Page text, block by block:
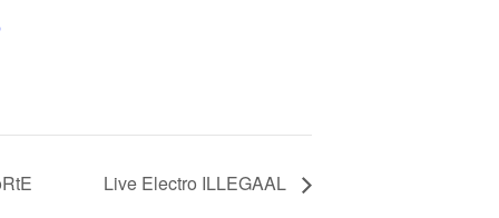
Live Electro ILLEGAAL